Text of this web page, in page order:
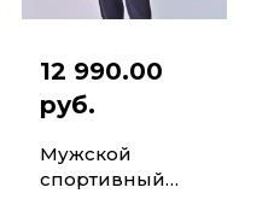
12 990.00
руб.
Мужской
спортивный